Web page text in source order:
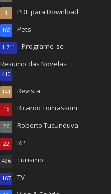
PDF para Download
1
Pets
162
Programe-se
1.711
Resumo das Novelas
410
Revista
141
Ricardo Tomassoni
15
Roberto Tucunduva
26
RP
22
Turismo
496
TV
167